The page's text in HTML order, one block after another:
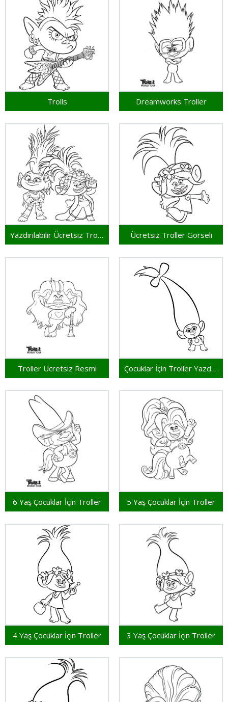
Trolls Dreamworks Troller
Yazdırılabilir Ücretsiz Troller Ücretsiz Troller Görseli
Troller Ücretsiz Resmi Çocuklar İçin Troller Yazdırılabilir
6 Yaş Çocuklar İçin Troller 5 Yaş Çocuklar İçin Troller
4 Yaş Çocuklar İçin Troller 3 Yaş Çocuklar İçin Troller